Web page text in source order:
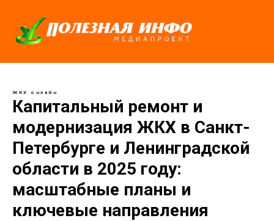
ЖКХ онлайн
Капитальный ремонт и
модернизация ЖКХ в Санкт-
Петербурге и Ленинградской
области в 2025 году:
масштабные планы и
ключевые направления